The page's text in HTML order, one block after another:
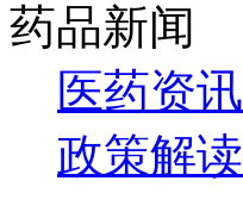
药品新闻
医药资讯
政策解读